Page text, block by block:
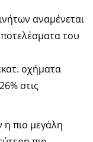
αναμένεται
του
οχήματα
στις
η πιο μεγάλη